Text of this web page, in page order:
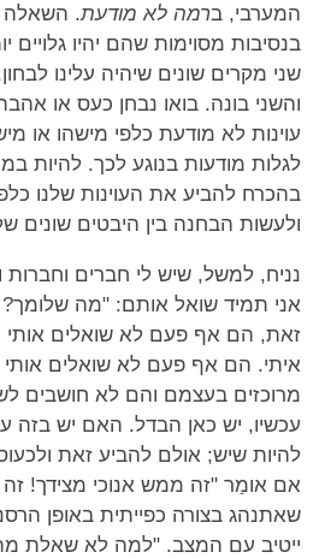
המערבי, ברמה לא מודעת. השאלה
בנסיבות מסוימות שהם יהיו גלויים
שני מקרים שונים שיהיה עלינו
והשני בונה. בואו נבחן כעס או
עוינות לא מודעת כלפי מישהו או
לגלות מודעות בנוגע לכך. להיות
בהכרח להביע את העוינות שלנו
ולעשות הבחנה בין היבטים
נניח, למשל, שיש לי חברים
אני תמיד שואל אותם: "מה
זאת, הם אף פעם לא שואלים אותי
איתי. הם אף פעם לא שואלים אותי
מרוכזים בעצמם והם לא חושבים
עכשיו, יש כאן הבדל. האם יש בזה
להיות שיש; אולם להביע זאת
אם אומַר "זה ממש אנוכי מצידך! זה
שאתנהג בצורה כפייתית באופן
ייטיב עם המצב. "למה לא שאלת